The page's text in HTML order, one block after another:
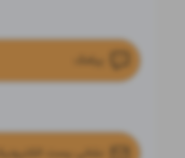
پیامک
نشانی پست الکترونیک